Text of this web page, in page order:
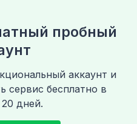
пробный
аккаунт и
сервис бесплатно в
дней.